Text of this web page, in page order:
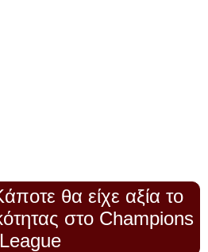
θα είχε αξία το
στο Champions
League